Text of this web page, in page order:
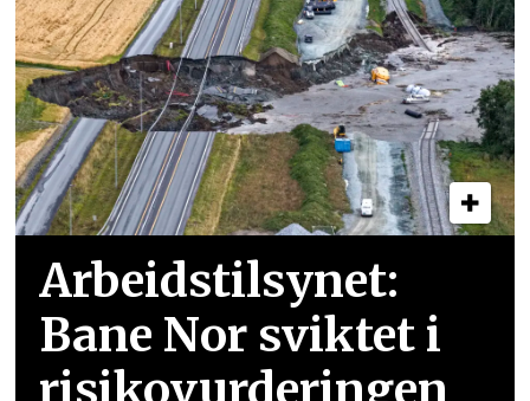
Arbeidstilsynet:
Bane Nor sviktet i
risikovurderingen